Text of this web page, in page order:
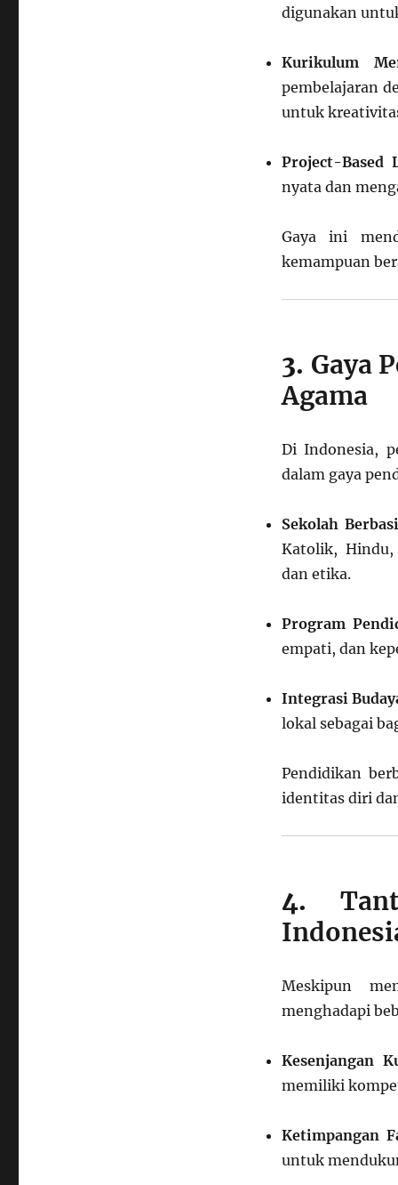
digunakan
Kurikulum
pembelajaran
untuk
Project-Based
nyata dan
Gaya ini
kemampuan
3. Gaya
Agama
Di Indonesia,
dalam gaya
Sekolah
Katolik, Hindu,
dan etika.
Program
empati, dan
Integrasi
lokal sebagai
Pendidikan
identitas diri
4.
Meskipun
menghadapi
Kesenjangan
memiliki
Ketimpangan
untuk